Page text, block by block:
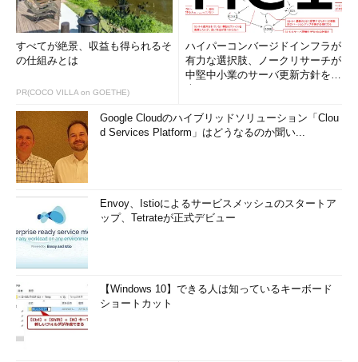
すべてが絶景、収益も得られるそ
の仕組みとは
PR(COCO VILLA on GOETHE)
ハイパーコンバージドインフラが
有力な選択肢、ノークリサーチが
中堅中小業のサーバ更新方針を調
Google Cloudのハイブリッドソリューション「Clou
d Services Platform」はどうなるのか聞い...
Envoy、Istioによるサービスメッシュのスタートア
ップ、Tetrateが正式デビュー
【Windows 10】できる人は知っているキーボード
ショートカット